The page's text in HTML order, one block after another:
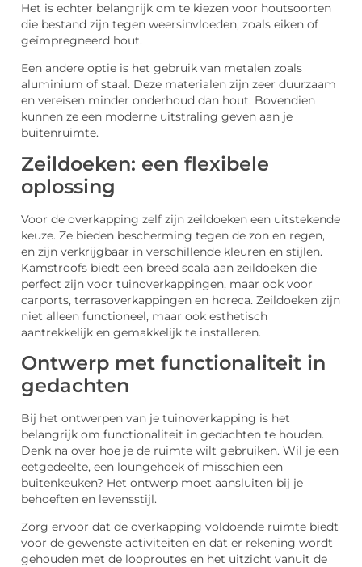
Het is echter belangrijk om te kiezen voor houtsoorten
die bestand zijn tegen weersinvloeden, zoals eiken of
geïmpregneerd hout.
Een andere optie is het gebruik van metalen zoals
aluminium of staal. Deze materialen zijn zeer duurzaam
en vereisen minder onderhoud dan hout. Bovendien
kunnen ze een moderne uitstraling geven aan je
buitenruimte.
Zeildoeken: een flexibele
oplossing
Voor de overkapping zelf zijn zeildoeken een uitstekende
keuze. Ze bieden bescherming tegen de zon en regen,
en zijn verkrijgbaar in verschillende kleuren en stijlen.
Kamstroofs biedt een breed scala aan zeildoeken die
perfect zijn voor tuinoverkappingen, maar ook voor
carports, terrasoverkappingen en horeca. Zeildoeken zijn
niet alleen functioneel, maar ook esthetisch
aantrekkelijk en gemakkelijk te installeren.
Ontwerp met functionaliteit in
gedachten
Bij het ontwerpen van je tuinoverkapping is het
belangrijk om functionaliteit in gedachten te houden.
Denk na over hoe je de ruimte wilt gebruiken. Wil je een
eetgedeelte, een loungehoek of misschien een
buitenkeuken? Het ontwerp moet aansluiten bij je
behoeften en levensstijl.
Zorg ervoor dat de overkapping voldoende ruimte biedt
voor de gewenste activiteiten en dat er rekening wordt
gehouden met de looproutes en het uitzicht vanuit de